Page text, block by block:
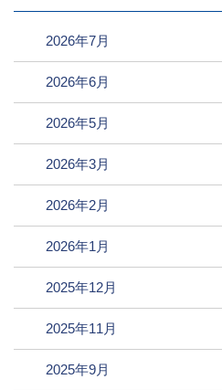
2026年7月
2026年6月
2026年5月
2026年3月
2026年2月
2026年1月
2025年12月
2025年11月
2025年9月